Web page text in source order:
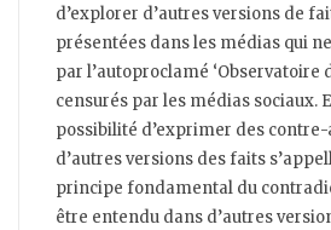
d’explorer d’autres versions de
présentées dans les médias qui
par l’autoproclamé ‘Observatoire
censurés par les médias sociaux.
possibilité d’exprimer des
d’autres versions des faits
principe fondamental du
être entendu dans d’autres